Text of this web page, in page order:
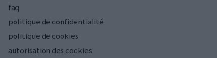
faq
politique de confidentialité
politique de cookies
autorisation des cookies